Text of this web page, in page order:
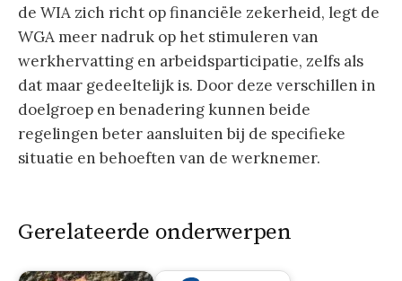
de WIA zich richt op financiële zekerheid, legt de
WGA meer nadruk op het stimuleren van
werkhervatting en arbeidsparticipatie, zelfs als
dat maar gedeeltelijk is. Door deze verschillen in
doelgroep en benadering kunnen beide
regelingen beter aansluiten bij de specifieke
situatie en behoeften van de werknemer.
Gerelateerde onderwerpen